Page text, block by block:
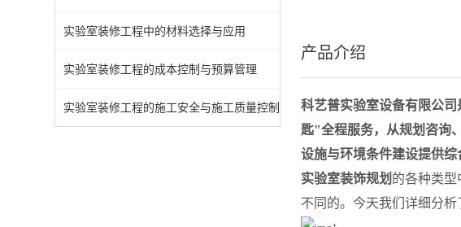
实验室装修工程中的材料选择与应用
实验室装修工程的成本控制与预算管理
实验室装修工程的施工安全与施工质量控制
产品介绍
科艺普实验室设备有限公司
匙"全程服务，从规划咨询
设施与环境条件建设提供综
实验室装饰规划 的各种类
不同的。今天我们 详细分析